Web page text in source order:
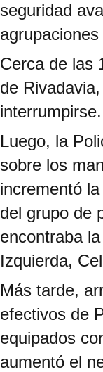
seguridad
Cerca de las
de
interrumpirse.
Luego, la
sobre los
incrementó
del grupo de
encontraba
Izquierda,
Más tarde,
efectivos de
equipados
aumentó el